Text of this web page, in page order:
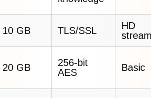
10 GB TLS/SSL
HD
20 GB
256-bit
AES
Basic